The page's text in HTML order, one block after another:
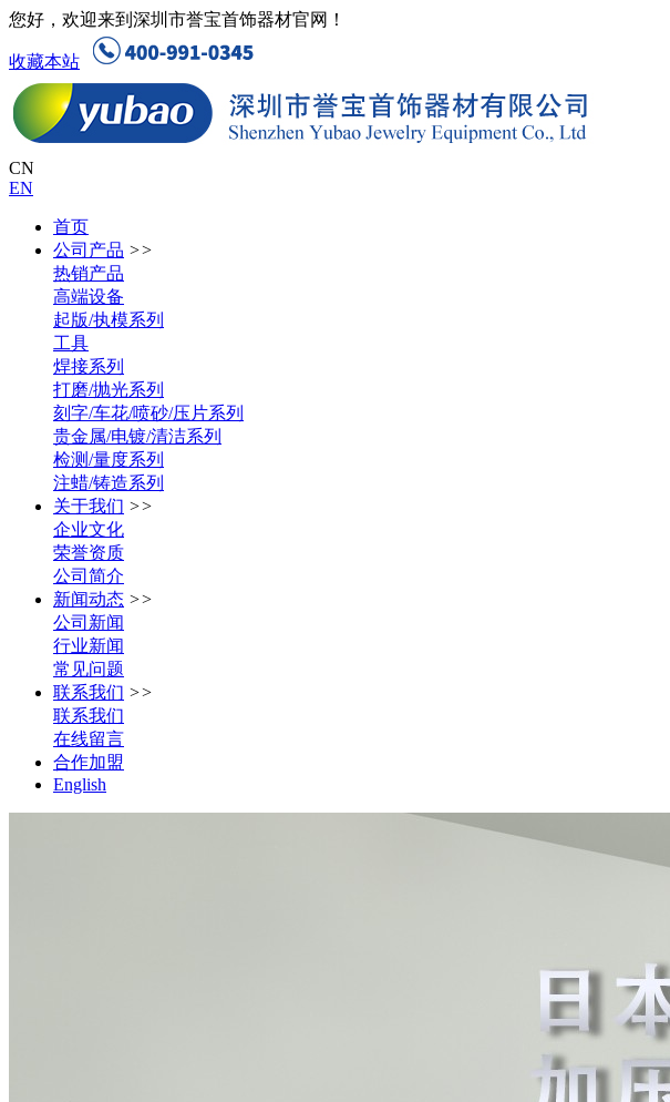
您好，欢迎来到深圳市誉宝首饰器材官网！
收藏本站
CN
EN
首页
公司产品 >>
热销产品
高端设备
起版/执模系列
工具
焊接系列
打磨/抛光系列
刻字/车花/喷砂/压片系列
贵金属/电镀/清洁系列
检测/量度系列
注蜡/铸造系列
关于我们 >>
企业文化
荣誉资质
公司简介
新闻动态 >>
公司新闻
行业新闻
常见问题
联系我们 >>
联系我们
在线留言
合作加盟
English